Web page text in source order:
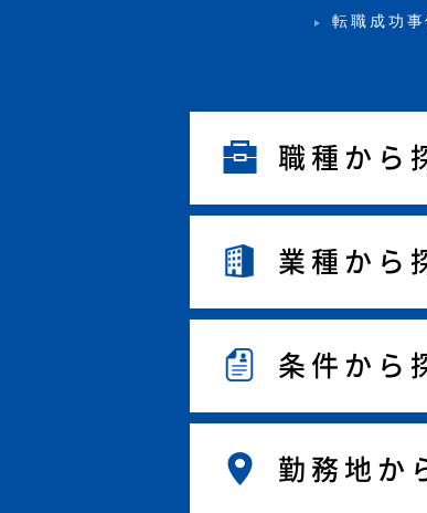
転職成功事
職種から
業種から
条件から
勤務地か